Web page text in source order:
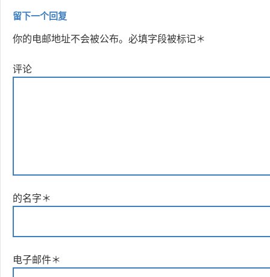
留下一个回复
你的电邮地址不会被公布。 必填字段被标记＊
评论
的名字＊
电子邮件＊